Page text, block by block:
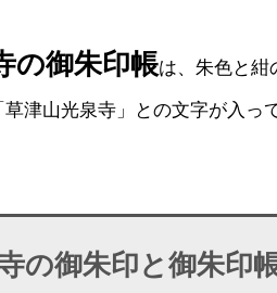
の御朱印帳は、朱色と紺
津山光泉寺」との文字が入っ
の御朱印と御朱印